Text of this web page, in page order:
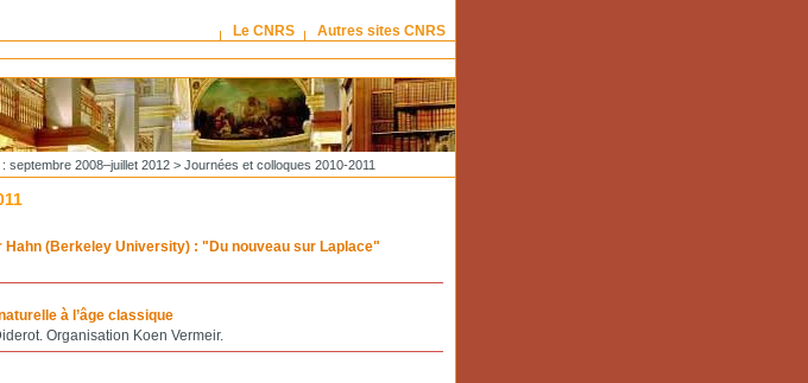
Le CNRS Autres sites CNRS
septembre 2008–juillet 2012> Journées et colloques 2010-2011
(Berkeley University) : "Du nouveau sur Laplace"
à l’âge classique
Organisation Koen Vermeir.